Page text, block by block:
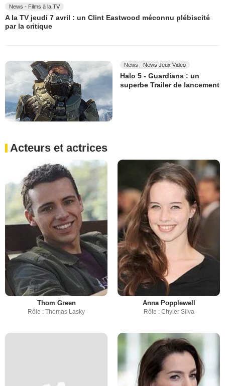
News - Films à la TV
A la TV jeudi 7 avril : un Clint Eastwood méconnu plébiscité
par la critique
News - News Jeux Video
Halo 5 - Guardians : un
superbe Trailer de lancement
Acteurs et actrices
Thom Green
Rôle : Thomas Lasky
Anna Popplewell
Rôle : Chyler Silva